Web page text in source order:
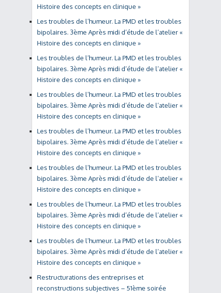
Histoire des concepts en clinique »
Les troubles de l’humeur. La PMD et les troubles
bipolaires. 3ème Après midi d’étude de l’atelier «
Histoire des concepts en clinique »
Les troubles de l’humeur. La PMD et les troubles
bipolaires. 3ème Après midi d’étude de l’atelier «
Histoire des concepts en clinique »
Les troubles de l’humeur. La PMD et les troubles
bipolaires. 3ème Après midi d’étude de l’atelier «
Histoire des concepts en clinique »
Les troubles de l’humeur. La PMD et les troubles
bipolaires. 3ème Après midi d’étude de l’atelier «
Histoire des concepts en clinique »
Les troubles de l’humeur. La PMD et les troubles
bipolaires. 3ème Après midi d’étude de l’atelier «
Histoire des concepts en clinique »
Les troubles de l’humeur. La PMD et les troubles
bipolaires. 3ème Après midi d’étude de l’atelier «
Histoire des concepts en clinique »
Les troubles de l’humeur. La PMD et les troubles
bipolaires. 3ème Après midi d’étude de l’atelier «
Histoire des concepts en clinique »
Restructurations des entreprises et
reconstructions subjectives – 51ème soirée